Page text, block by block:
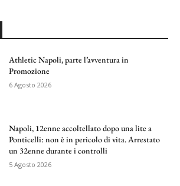
Athletic Napoli, parte l’avventura in
Promozione
6 Agosto 2026
Napoli, 12enne accoltellato dopo una lite a
Ponticelli: non è in pericolo di vita. Arrestato
un 32enne durante i controlli
5 Agosto 2026